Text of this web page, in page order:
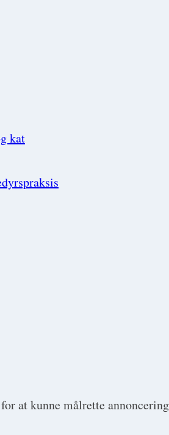
kat
at kunne målrette